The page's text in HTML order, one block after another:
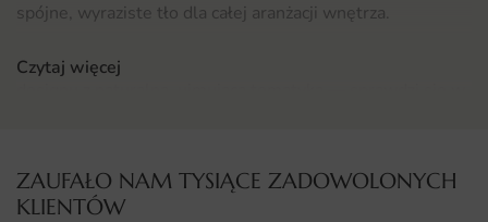
spójne, wyraziste tło dla całej aranżacji wnętrza.
To propozycja, która łączy estetykę współczesnego
Gdzie sprawdzi się fototapeta Fototapeta Kwiaty Wiśni
Czytaj więcej
ZAUFAŁO NAM TYSIĄCE ZADOWOLONYCH
KLIENTÓW